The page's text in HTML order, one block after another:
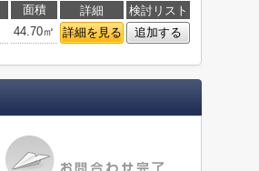
面積 詳細
検討リスト
44.70㎡ 詳細を見る 追加する